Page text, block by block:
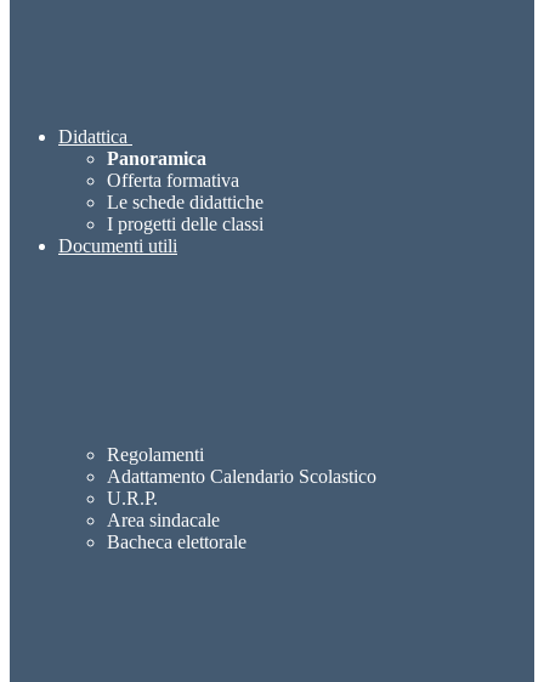
Didattica
Panoramica
Offerta formativa
Le schede didattiche
I progetti delle classi
Documenti utili
Regolamenti
Adattamento Calendario Scolastico
U.R.P.
Area sindacale
Bacheca elettorale